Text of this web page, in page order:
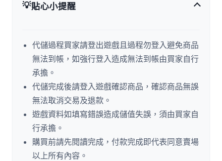
💡貼心小提醒
代儲過程買家請登出遊戲且過程勿登入避免商品
無法到帳，如強行登入造成無法到帳由買家自行
承擔。
代儲完成後請登入遊戲確認商品，確認商品無誤
無法取消交易及退款。
遊戲資料如填寫錯誤造成儲值失誤，須由買家自
行承擔。
購買前請先閱讀完成，付款完成即代表同意賣場
以上所有內容。